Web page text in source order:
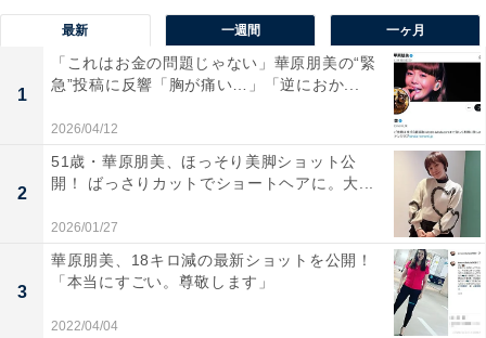
最新 一週間 一ヶ月
1
「これはお金の問題じゃない」華原朋美の“緊
急”投稿に反響「胸が痛い…」「逆におか...
2026/04/12
2
51歳・華原朋美、ほっそり美脚ショット公
開！ ばっさりカットでショートヘアに。大...
2026/01/27
3
華原朋美、18キロ減の最新ショットを公開！
「本当にすごい。尊敬します」
2022/04/04